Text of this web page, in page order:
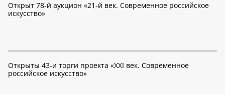
Открыт 78-й аукцион «21-й век. Современное российское
искусство»
Открыты 43-и торги проекта «XXI век. Современное
российское искусство»